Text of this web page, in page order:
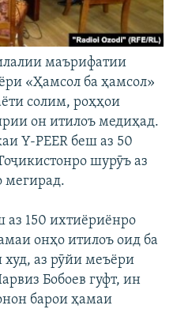
маърифатии
«Ҳамсол ба ҳамсол»
солим, роҳҳои
он итилоъ медиҳад.
Y-PEER беш аз 50
шурӯъ аз
мегирад.
150 ихтиёриёнро
онҳо итилоъ оид ба
аз рӯйи меъёри
Бобоев гуфт, ин
барои ҳамаи